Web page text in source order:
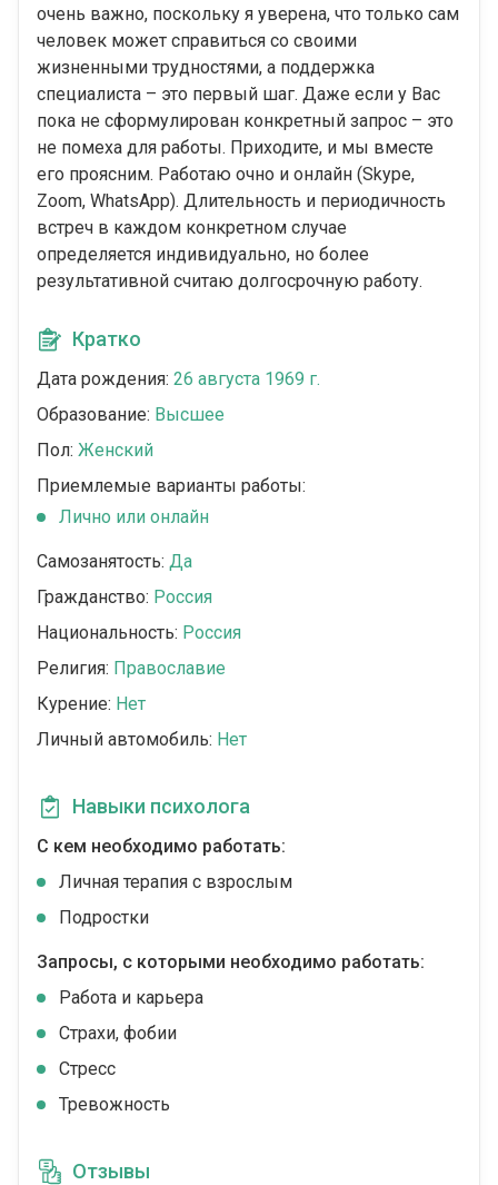
очень важно, поскольку я уверена, что только сам
человек может справиться со своими
жизненными трудностями, а поддержка
специалиста – это первый шаг. Даже если у Вас
пока не сформулирован конкретный запрос – это
не помеха для работы. Приходите, и мы вместе
его проясним. Работаю очно и онлайн (Skype,
Zoom, WhatsApp). Длительность и периодичность
встреч в каждом конкретном случае
определяется индивидуально, но более
результативной считаю долгосрочную работу.
Кратко
Дата рождения: 26 августа 1969 г.
Образование: Высшее
Пол: Женский
Приемлемые варианты работы:
Лично или онлайн
Самозанятость: Да
Гражданство: Россия
Национальность: Россия
Религия: Православие
Курение: Нет
Личный автомобиль: Нет
Навыки психолога
С кем необходимо работать:
Личная терапия с взрослым
Подростки
Запросы, с которыми необходимо работать:
Работа и карьера
Страхи, фобии
Стресс
Тревожность
Отзывы